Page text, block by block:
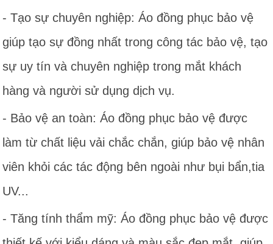
- Tạo sự chuyên nghiệp: Áo đồng phục bảo vệ
giúp tạo sự đồng nhất trong công tác bảo vệ, tạo
sự uy tín và chuyên nghiệp trong mắt khách
hàng và người sử dụng dịch vụ.
- Bảo vệ an toàn: Áo đồng phục bảo vệ được
làm từ chất liệu vải chắc chắn, giúp bảo vệ nhân
viên khỏi các tác động bên ngoài như bụi bẩn,tia
UV...
- Tăng tính thẩm mỹ: Áo đồng phục bảo vệ được